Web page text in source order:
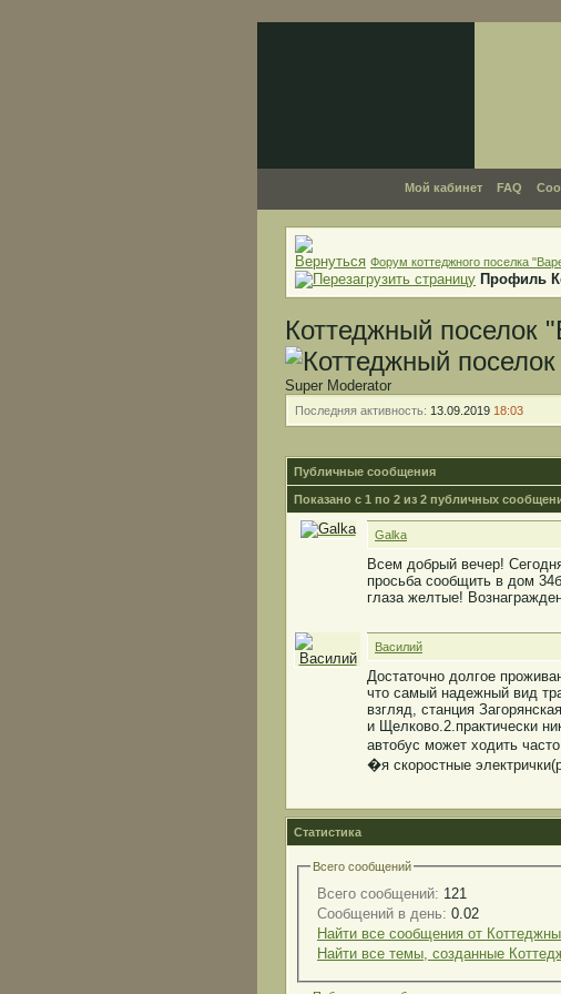
Мой кабинет FAQ
Форум коттеджного поселка
Профиль
Коттеджный поселок
Super Moderator
Последняя активность: 13.09.2019 18:03
Публичные сообщения
Показано с 1 по 2 из 2 публичных
Galka
Всем добрый вечер!
просьба сообщить в дом
глаза желтые!
Василий
Достаточно долгое
что самый надежный вид
взгляд, станция
и Щелково.2.практически
автобус может ходить
�я скоростные
Статистика
Всего сообщений
Всего сообщений: 121
Сообщений в день: 0.02
Найти все сообщения от
Найти все темы, созданные